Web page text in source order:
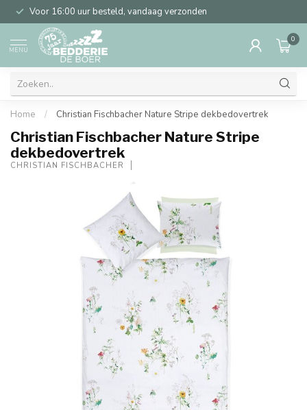
Voor 16:00 uur besteld, vandaag verzonden
MENU
0
Home / Christian Fischbacher Nature Stripe dekbedovertrek
Christian Fischbacher Nature Stripe
dekbedovertrek
CHRISTIAN FISCHBACHER